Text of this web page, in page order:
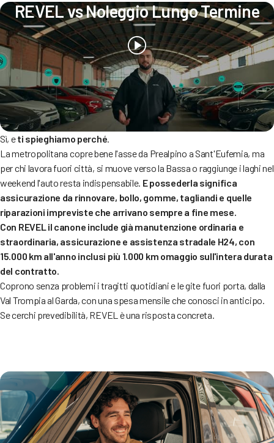
REVEL vs Noleggio Lungo Termine
Sì, eti spieghiamo perché.
La metropolitana copre bene l'asse da Prealpino a Sant'Eufemia, ma
per chi lavora fuori città, si muove verso la Bassa o raggiunge i laghi nel
weekend l'auto resta indispensabile. E possederla significa
assicurazione da rinnovare, bollo, gomme, tagliandi e quelle
riparazioni impreviste che arrivano sempre a fine mese.
Con REVEL il canone include già manutenzione ordinaria e
straordinaria, assicurazione e assistenza stradale H24, con
15.000 km all'anno inclusi più 1.000 km omaggio sull'intera durata
del contratto.
Coprono senza problemi i tragitti quotidiani e le gite fuori porta, dalla
Val Trompia al Garda, con una spesa mensile che conosci in anticipo.
Se cerchi prevedibilità, REVEL è una risposta concreta.